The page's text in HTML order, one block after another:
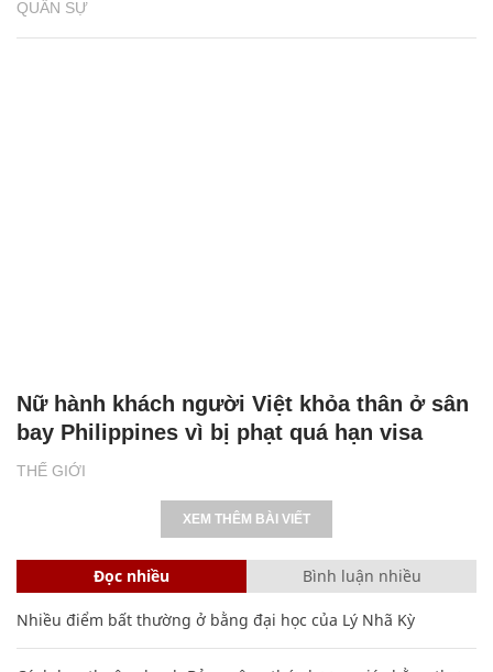
QUÂN SỰ
THẾ GIỚI
Nữ hành khách người Việt khỏa thân ở sân
bay Philippines vì bị phạt quá hạn visa
XEM THÊM BÀI VIẾT
Đọc nhiều Bình luận nhiều
Nhiều điểm bất thường ở bằng đại học của Lý Nhã Kỳ